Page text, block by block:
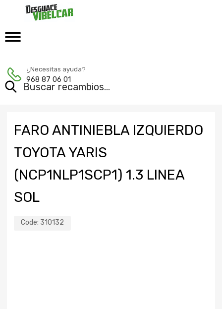
¿Necesitas ayuda?
968 87 06 01
FARO ANTINIEBLA IZQUIERDO
TOYOTA YARIS
(NCP1NLP1SCP1) 1.3 LINEA
SOL
Code: 310132